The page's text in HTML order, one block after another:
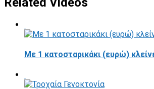
Με 1 κατοσταρικάκι (ευρώ)